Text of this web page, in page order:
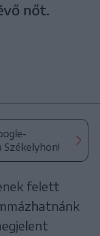
nőt.
Székelyhon!
felett